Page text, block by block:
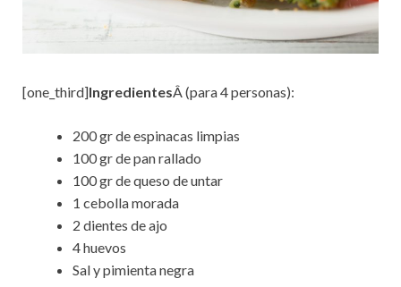
[one_third]IngredientesÂ (para 4 personas):
200 gr de espinacas limpias
100 gr de pan rallado
100 gr de queso de untar
1 cebolla morada
2 dientes de ajo
4 huevos
Sal y pimienta negra